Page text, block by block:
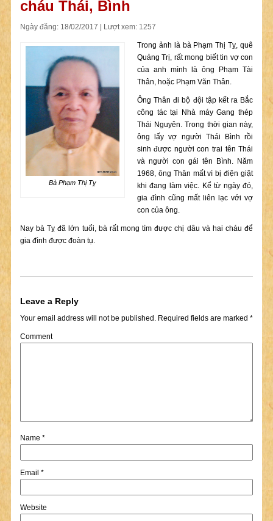
cháu Thái, Bình
Ngày đăng: 18/02/2017 | Lượt xem: 1257
Bà Phạm Thị Tỵ
Trong ảnh là bà Phạm Thị Tỵ, quê
Quảng Trị, rất mong biết tin vợ con
của anh mình là ông Phạm Tài
Thân, hoặc Phạm Văn Thân.
Ông Thân đi bộ đội tập kết ra Bắc
công tác tại Nhà máy Gang thép
Thái Nguyên. Trong thời gian này,
ông lấy vợ người Thái Bình rồi
sinh được người con trai tên Thái
và người con gái tên Bình. Năm
1968, ông Thân mất vì bị điện giật
khi đang làm việc. Kể từ ngày đó,
gia đình cũng mất liên lạc với vợ
con của ông.
Nay bà Tỵ đã lớn tuổi, bà rất mong tìm được chị dâu và hai cháu để
gia đình được đoàn tụ.
Leave a Reply
Your email address will not be published.Required fields are marked *
Comment
Name *
Email *
Website